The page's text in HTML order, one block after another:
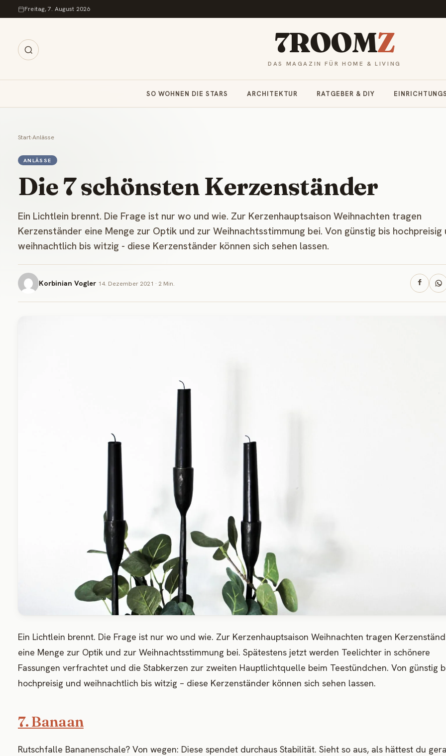
Zum Inhalt springen
Freitag, 7. August 2026
7ROOMZ
DAS MAGAZIN FÜR HOME & LIVING
SO WOHNEN DIE STARS ARCHITEKTUR RATGEBER & DIY
Start›Anlässe
ANLÄSSE
Die 7 schönsten Kerzenständer
Ein Lichtlein brennt. Die Frage ist nur wo und wie. Zur Kerzenhauptsaison Weihnachten tragen
Kerzenständer eine Menge zur Optik und zur Weihnachtsstimmung bei. Von günstig bis hochpreisig
weihnachtlich bis witzig - diese Kerzenständer können sich sehen lassen.
Korbinian Vogler 14. Dezember 2021 · 2 Min.
Ein Lichtlein brennt. Die Frage ist nur wo und wie. Zur Kerzenhauptsaison Weihnachten tragen
eine Menge zur Optik und zur Weihnachtsstimmung bei. Spätestens jetzt werden Teelichter in schönere
Fassungen verfrachtet und die Stabkerzen zur zweiten Hauptlichtquelle beim Teestündchen. Von günstig
hochpreisig und weihnachtlich bis witzig – diese Kerzenständer können sich sehen lassen.
7. Banaan
Rutschfalle Bananenschale? Von wegen: Diese spendet durchaus Stabilität. Sieht so aus, als hättest du